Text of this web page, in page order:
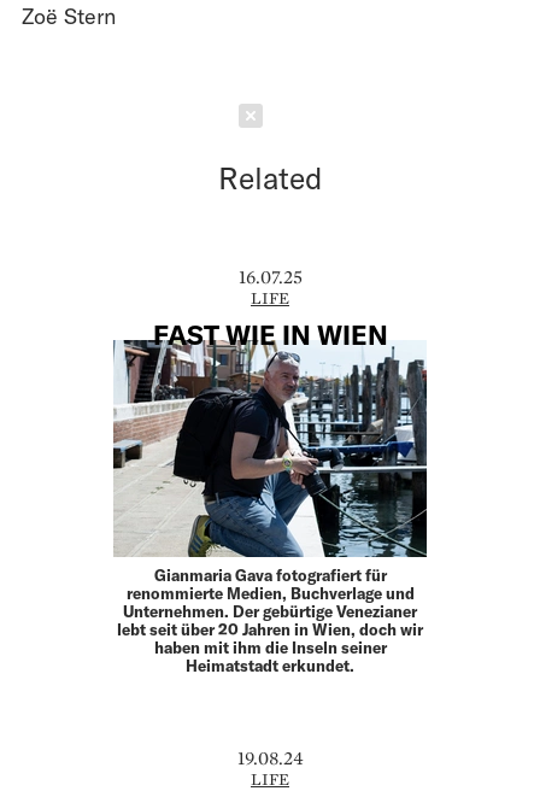
Zoë Stern
Related
16.07.25
LIFE
FAST WIE IN WIEN
Gianmaria Gava fotografiert für
renommierte Medien, Buchverlage und
Unternehmen. Der gebürtige Venezianer
lebt seit über 20 Jahren in Wien, doch wir
haben mit ihm die Inseln seiner
Heimatstadt erkundet.
19.08.24
LIFE